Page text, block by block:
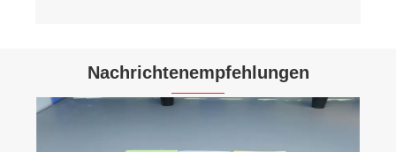
Nachrichtenempfehlungen